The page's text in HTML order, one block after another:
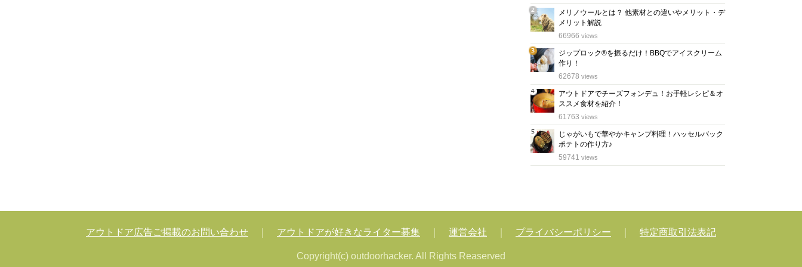
2
位
メリノウールとは？ 他素材との違いやメリット・デ
メリット解説
66966 views
3
位
ジップロック®を振るだけ！BBQでアイスクリーム
作り！
62678 views
4
位
アウトドアでチーズフォンデュ！お手軽レシピ＆オ
ススメ食材を紹介！
61763 views
5
位
じゃがいもで華やかキャンプ料理！ハッセルバック
ポテトの作り方♪
59741 views
アウトドア広告ご掲載のお問い合わせ アウトドアが好きなライター募集 運営会社 プライバシーポリシー 特定商取引法表記
Copyright(c) outdoorhacker. All Rights Reaserved